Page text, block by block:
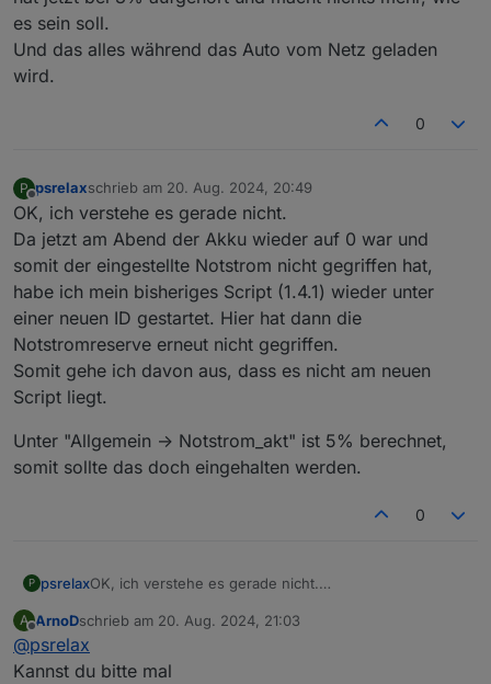
es sein soll.
Und das alles während das Auto vom Netz geladen
wird.
0
P
Offline
psrelaxschrieb am 20. Aug. 2024, 20:49
zuletzt editiert von
OK, ich verstehe es gerade nicht.
Da jetzt am Abend der Akku wieder auf 0 war und
somit der eingestellte Notstrom nicht gegriffen hat,
habe ich mein bisheriges Script (1.4.1) wieder unter
einer neuen ID gestartet. Hier hat dann die
Notstromreserve erneut nicht gegriffen.
Somit gehe ich davon aus, dass es nicht am neuen
Script liegt.
Unter "Allgemein -> Notstrom_akt" ist 5% berechnet,
somit sollte das doch eingehalten werden.
0
P psrelaxOK, ich verstehe es gerade nicht.
somit der eingestellte Notstrom nicht gegriffen hat,
einer neuen ID gestartet. Hier hat dann die
Unter "Allgemein -> Notstrom_akt" ist 5% berechnet,
A
Offline
ArnoDschrieb am 20. Aug. 2024, 21:03
zuletzt editiert von
@psrelax
Kannst du bitte mal